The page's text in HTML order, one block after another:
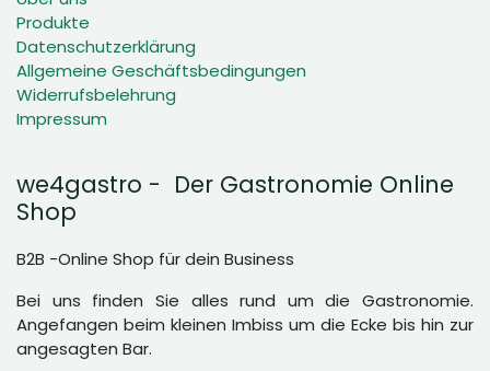
Produkte
Datenschutzerklärung
Allgemeine Geschäftsbedingungen
Widerrufsbelehrung
Impressum
we4gastro - Der Gastronomie Online
Shop
B2B -Online Shop für dein Business
Bei uns finden Sie alles rund um die Gastronomie.
Angefangen beim kleinen Imbiss um die Ecke bis hin zur
angesagten Bar.